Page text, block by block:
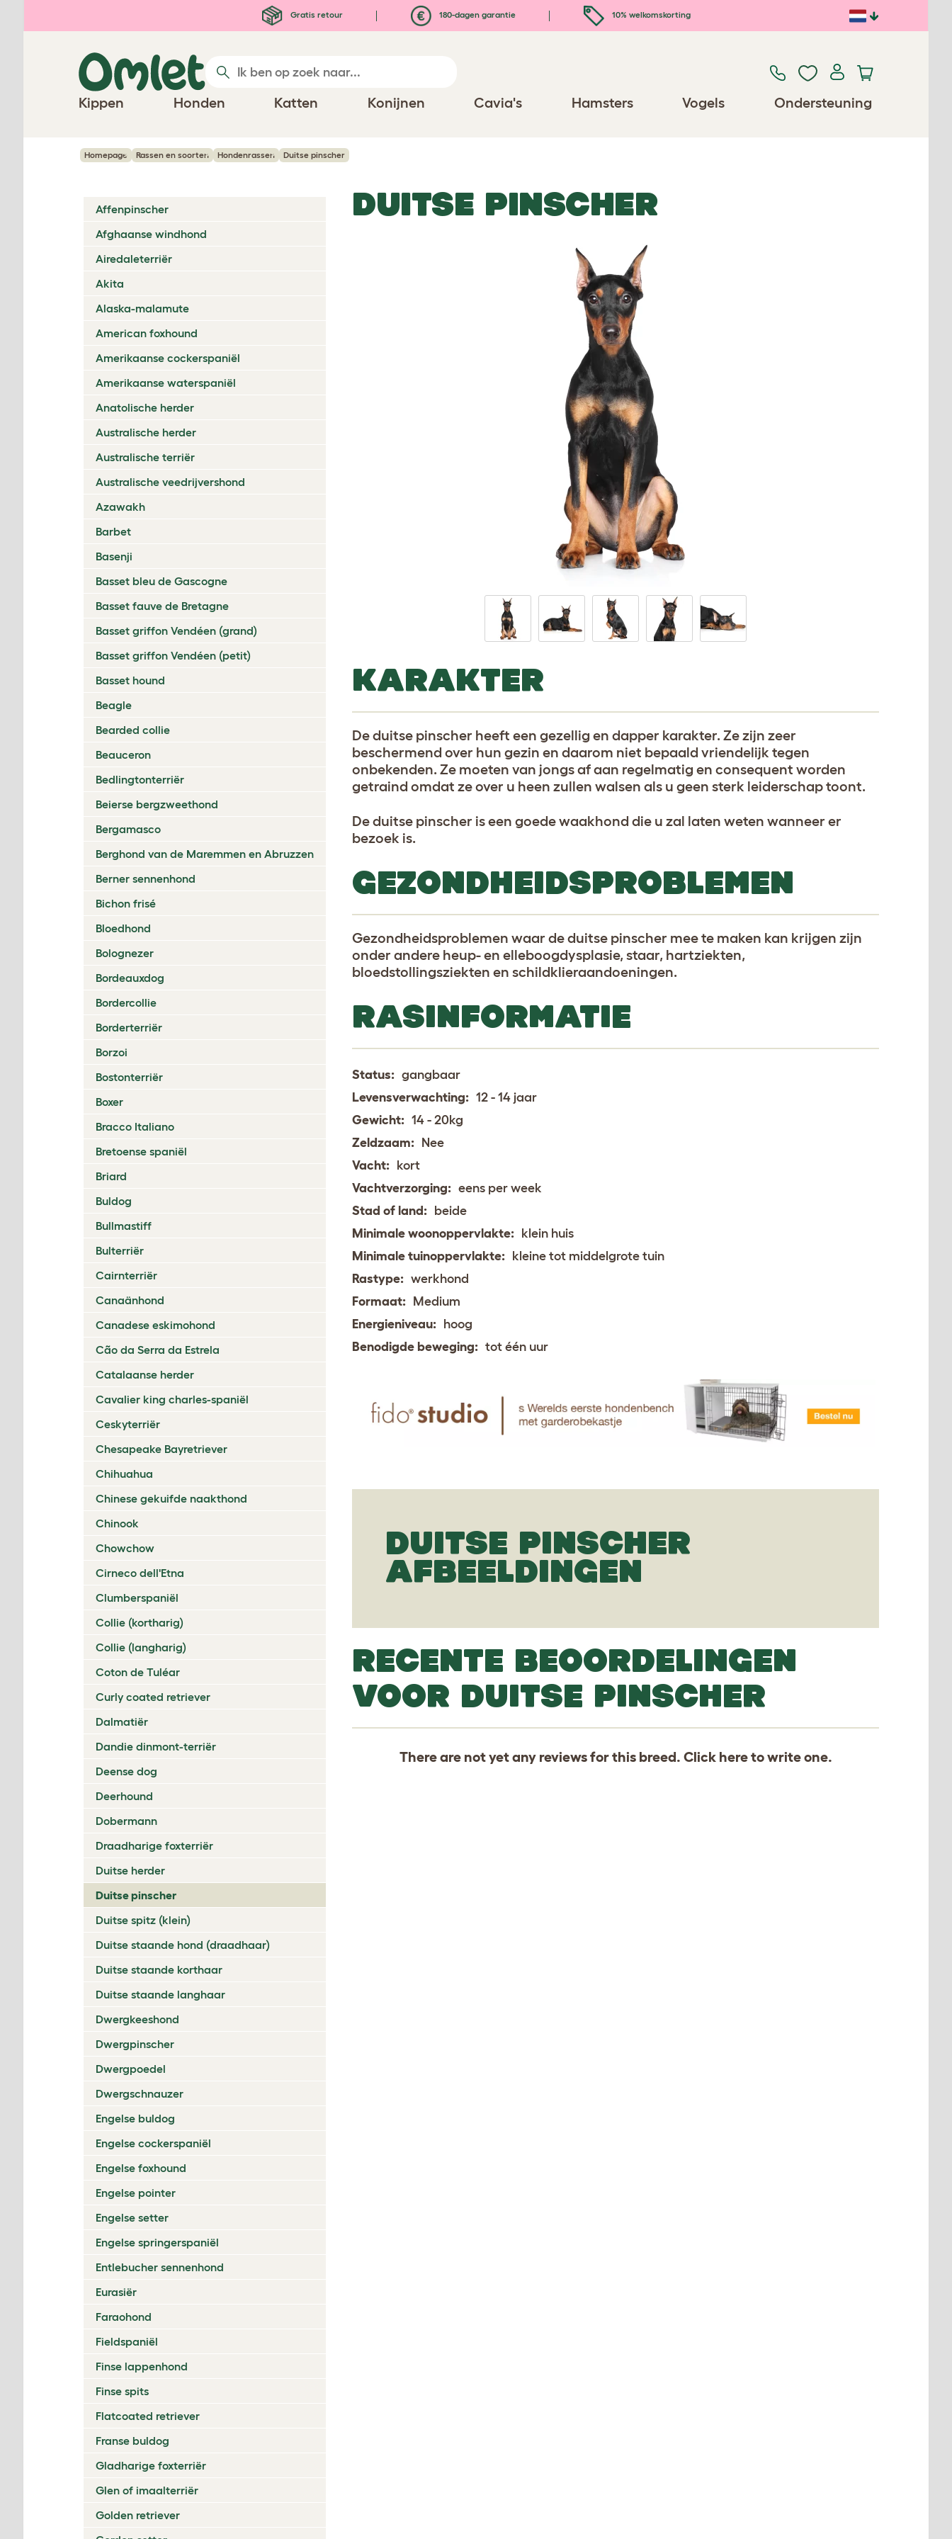
Gratis retour 180-dagen garantie 10% welkomskorting
Kippen Honden Katten Konijnen Cavia's Hamsters Vogels Ondersteuning
Homepage Rassen en soorten Hondenrassen Duitse pinscher
Affenpinscher
Afghaanse windhond
Airedaleterriër
Akita
Alaska-malamute
American foxhound
Amerikaanse cockerspaniël
Amerikaanse waterspaniël
Anatolische herder
Australische herder
Australische terriër
Australische veedrijvershond
Azawakh
Barbet
Basenji
Basset bleu de Gascogne
Basset fauve de Bretagne
Basset griffon Vendéen (grand)
Basset griffon Vendéen (petit)
Basset hound
Beagle
Bearded collie
Beauceron
Bedlingtonterriër
Beierse bergzweethond
Bergamasco
Berghond van de Maremmen en Abruzzen
Berner sennenhond
Bichon frisé
Bloedhond
Bolognezer
Bordeauxdog
Bordercollie
Borderterriër
Borzoi
Bostonterriër
Boxer
Bracco Italiano
Bretoense spaniël
Briard
Buldog
Bullmastiff
Bulterriër
Cairnterriër
Canaänhond
Canadese eskimohond
Cão da Serra da Estrela
Catalaanse herder
Cavalier king charles-spaniël
Ceskyterriër
Chesapeake Bayretriever
Chihuahua
Chinese gekuifde naakthond
Chinook
Chowchow
Cirneco dell'Etna
Clumberspaniël
Collie (kortharig)
Collie (langharig)
Coton de Tuléar
Curly coated retriever
Dalmatiër
Dandie dinmont-terriër
Deense dog
Deerhound
Dobermann
Draadharige foxterriër
Duitse herder
Duitse pinscher
Duitse spitz (klein)
Duitse staande hond (draadhaar)
Duitse staande korthaar
Duitse staande langhaar
Dwergkeeshond
Dwergpinscher
Dwergpoedel
Dwergschnauzer
Engelse buldog
Engelse cockerspaniël
Engelse foxhound
Engelse pointer
Engelse setter
Engelse springerspaniël
Entlebucher sennenhond
Eurasiër
Faraohond
Fieldspaniël
Finse lappenhond
Finse spits
Flatcoated retriever
Franse buldog
Gladharige foxterriër
Glen of imaalterriër
Golden retriever
DUITSE PINSCHER
KARAKTER
De duitse pinscher heeft een gezellig en dapper karakter. Ze zijn zeer
beschermend over hun gezin en daarom niet bepaald vriendelijk tegen
onbekenden. Ze moeten van jongs af aan regelmatig en consequent worden
getraind omdat ze over u heen zullen walsen als u geen sterk leiderschap toont.
De duitse pinscher is een goede waakhond die u zal laten weten wanneer er
bezoek is.
GEZONDHEIDSPROBLEMEN
Gezondheidsproblemen waar de duitse pinscher mee te maken kan krijgen zijn
onder andere heup- en elleboogdysplasie, staar, hartziekten,
bloedstollingsziekten en schildklieraandoeningen.
RASINFORMATIE
Status: gangbaar
Levensverwachting: 12 - 14 jaar
Gewicht: 14 - 20kg
Zeldzaam: Nee
Vacht: kort
Vachtverzorging: eens per week
Stad of land: beide
Minimale woonoppervlakte: klein huis
Minimale tuinoppervlakte: kleine tot middelgrote tuin
Rastype: werkhond
Formaat: Medium
Energieniveau: hoog
Benodigde beweging: tot één uur
DUITSE PINSCHER
AFBEELDINGEN
RECENTE BEOORDELINGEN
VOOR DUITSE PINSCHER
There are not yet any reviews for this breed. Click hereto write one.